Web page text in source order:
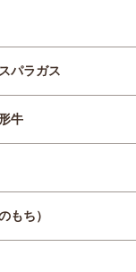
パラガス
牛
もち）